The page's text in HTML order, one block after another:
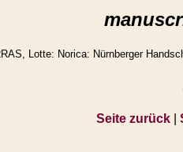
Lotte: Norica: Nürnberger
Seite zurück|